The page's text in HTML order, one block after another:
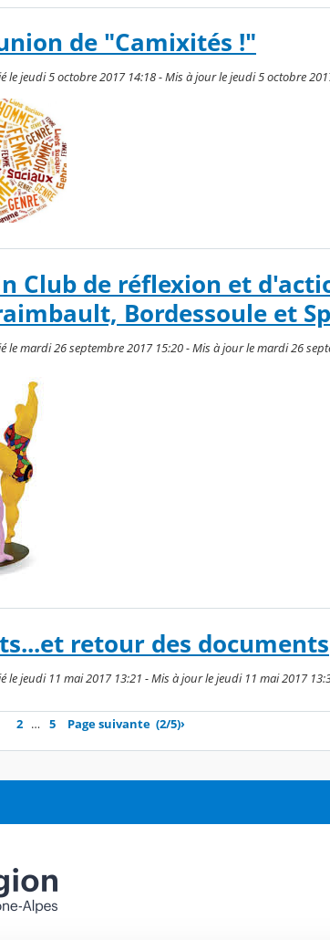
de "Camixités !"
le jeudi 5 octobre 2017 14:18 - Mis à jour le jeudi 5 octobre
Club de réflexion et
Bordessoule et
le mardi 26 septembre 2017 15:20 - Mis à jour le mardi 26
retour des documents
le jeudi 11 mai 2017 13:21 - Mis à jour le jeudi 11 mai 2017
2 … 5 Page suivante (2/5)›